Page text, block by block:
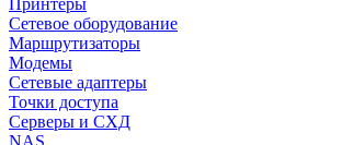
Принтеры
Сетевое оборудование
Маршрутизаторы
Модемы
Сетевые адаптеры
Точки доступа
Серверы и СХД
NAS